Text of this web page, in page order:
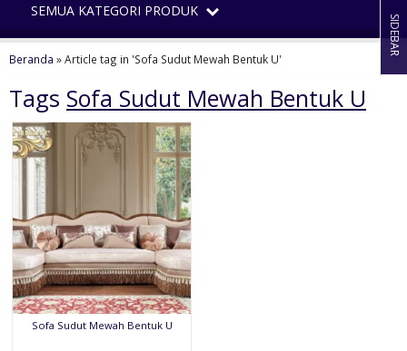
SEMUA KATEGORI PRODUK
Beranda »Article tag in 'Sofa Sudut Mewah Bentuk U'
Tags Sofa Sudut Mewah Bentuk U
Sofa Sudut Mewah Bentuk U
SIDEBAR